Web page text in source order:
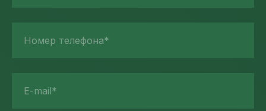
Номер телефона*
E-mail*